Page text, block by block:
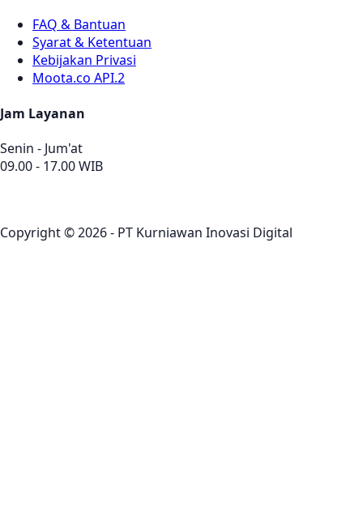
FAQ & Bantuan
Syarat & Ketentuan
Kebijakan Privasi
Moota.co API.2
Jam Layanan
Senin - Jum'at
09.00 - 17.00 WIB
Copyright © 2026 - PT Kurniawan Inovasi Digital